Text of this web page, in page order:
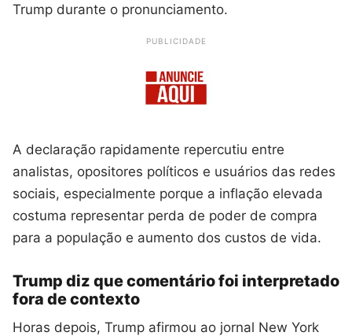
Trump durante o pronunciamento.
PUBLICIDADE
A declaração rapidamente repercutiu entre
analistas, opositores políticos e usuários das redes
sociais, especialmente porque a inflação elevada
costuma representar perda de poder de compra
para a população e aumento dos custos de vida.
Trump diz que comentário foi interpretado
fora de contexto
Horas depois, Trump afirmou ao jornal New York